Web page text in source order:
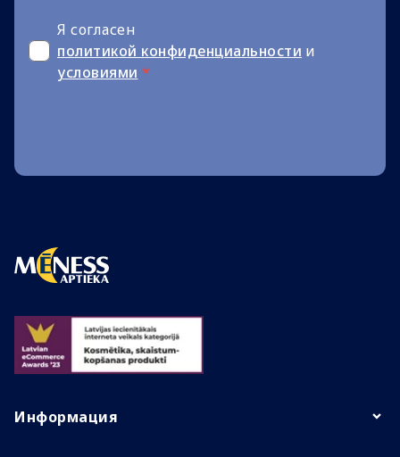
Я согласен
политикой конфиденциальности и
условиями *
Информация